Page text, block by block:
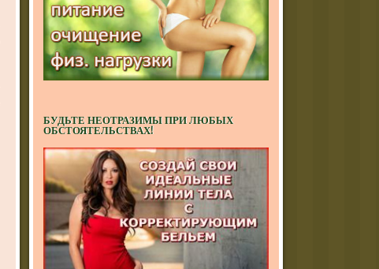
БУДЬТЕ НЕОТРАЗИМЫ ПРИ ЛЮБЫХ
ОБСТОЯТЕЛЬСТВАХ!